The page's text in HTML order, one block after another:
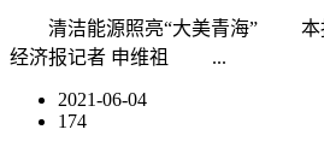
清洁能源照亮“大美青海” 本报
经济报记者 申维祖 ...
2021-06-04
174